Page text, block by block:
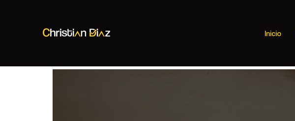
Inicio